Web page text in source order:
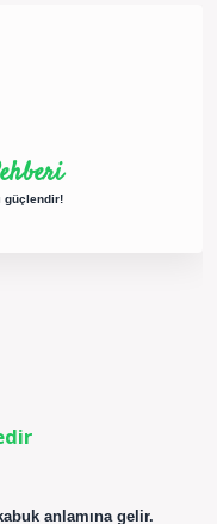
güçlendir!
anlamına gelir.